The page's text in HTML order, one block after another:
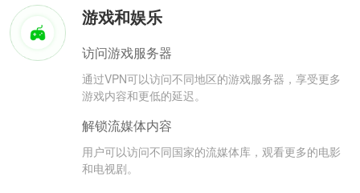
游戏和娱乐
访问游戏服务器
通过VPN可以访问不同地区的游戏服务器，享受更多
游戏内容和更低的延迟。
解锁流媒体内容
用户可以访问不同国家的流媒体库，观看更多的电影
和电视剧。